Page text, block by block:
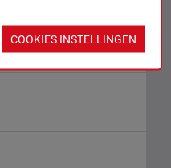
COOKIES INSTELLINGEN